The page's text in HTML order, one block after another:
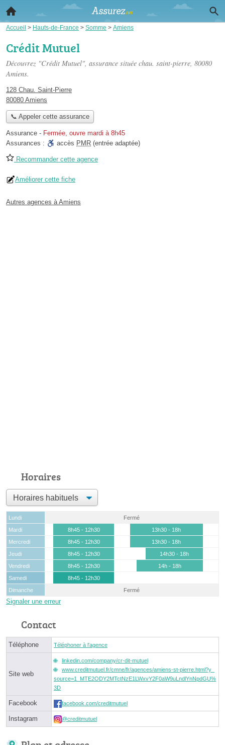
Accueil > Hauts-de-France > Somme > Amiens
Crédit Mutuel
Découvrez "Crédit Mutuel", assurance située chau. saint-pierre, 80080
Amiens.
128 Chau. Saint-Pierre
80080 Amiens
📞 Appeler cette assurance
Assurance - Fermée, ouvre mardi à 8h45
Assurances :
accès PMR (entrée adaptée)
Recommander cette agence
Améliorer cette fiche
Autres agences à Amiens
Horaires
Lundi
Fermé
Mardi
8h45 - 12h30
13h30 - 18h
Mercredi
8h45 - 12h30
13h30 - 18h
Jeudi
8h45 - 12h30
14h30 - 18h
Vendredi
8h45 - 12h30
14h - 18h
Samedi
8h45 - 12h30
Dimanche
Fermé
Signaler une erreur
Contact
Téléphone Téléphoner à l'agence
Site web
linkedin.com/company/cr-dit-mutuel
www.creditmutuel.fr/cmne/fr/agences/amiens-st-pierre.html?y_
source=1_MTE2ODY2MTctNzE1LWxvY2F0aW9uLndlYnNpdGU%
3D
Facebook facebook.com/creditmutuel
Instagram @creditmutuel